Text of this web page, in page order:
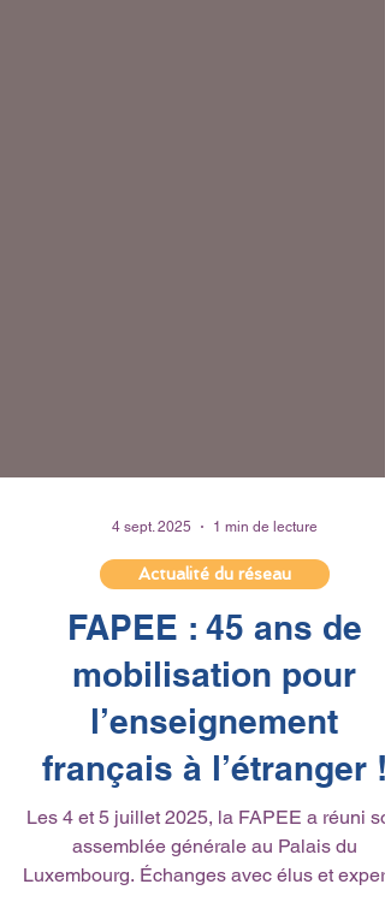
4 sept. 2025 1 min de lecture
Actualité du réseau
FAPEE : 45 ans de
mobilisation pour
l’enseignement
français à l’étranger !
Les 4 et 5 juillet 2025, la FAPEE a réuni